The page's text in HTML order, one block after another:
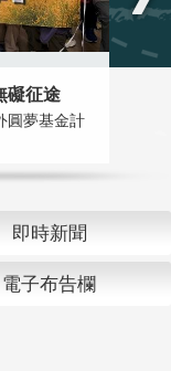
礙征途
圓夢基金計
即時新聞
電子布告欄